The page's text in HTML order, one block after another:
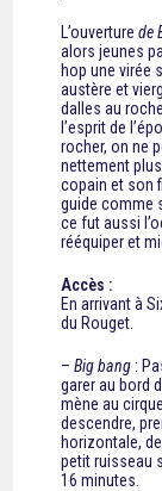
L’ouverturede
alors jeunes
hop une virée
austère et
dalles au
l’esprit de
rocher, on ne
nettement
copain et son
guide comme
ce fut aussi
rééquiper et
Accès :
En arrivant à
du Rouget.
–Big bang :
garer au bord
mène au
descendre,
horizontale,
petit ruisseau
16 minutes.